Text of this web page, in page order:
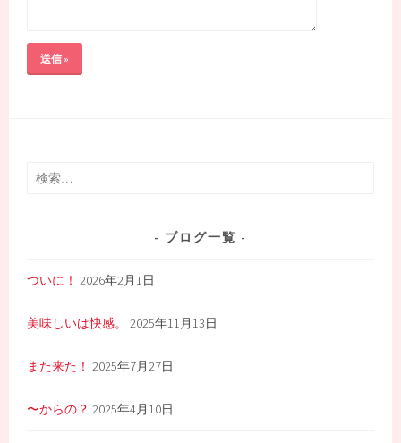
検
ブログ一覧
ついに！ 2026年2月1日
美味しいは快感。 2025年11月13日
また来た！ 2025年7月27日
〜からの？ 2025年4月10日